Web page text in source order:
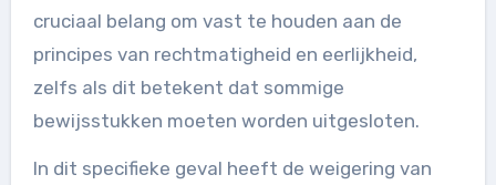
cruciaal belang om vast te houden aan de
principes van rechtmatigheid en eerlijkheid,
zelfs als dit betekent dat sommige
bewijsstukken moeten worden uitgesloten.
In dit specifieke geval heeft de weigering van